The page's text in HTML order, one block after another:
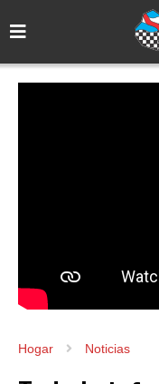
Hogar Noticias